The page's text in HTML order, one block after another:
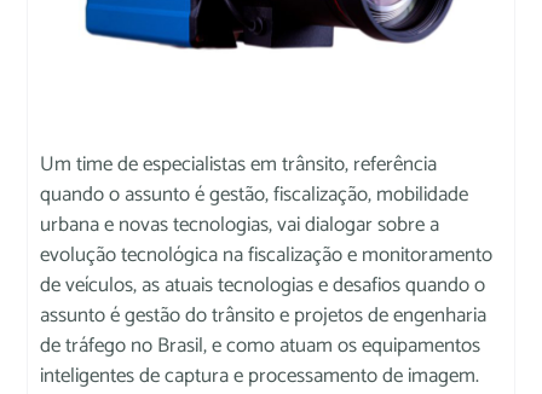
Um time de especialistas em trânsito, referência
quando o assunto é gestão, fiscalização, mobilidade
urbana e novas tecnologias, vai dialogar sobre a
evolução tecnológica na fiscalização e monitoramento
de veículos, as atuais tecnologias e desafios quando o
assunto é gestão do trânsito e projetos de engenharia
de tráfego no Brasil, e como atuam os equipamentos
inteligentes de captura e processamento de imagem.